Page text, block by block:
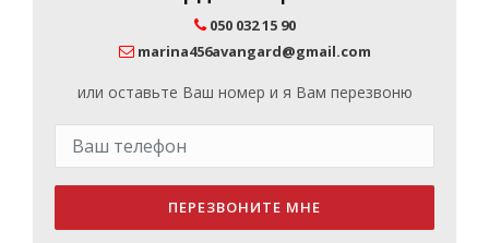
050 032 15 90
marina456avangard@gmail.com
или оставьте Ваш номер и я Вам перезвоню
ПЕРЕЗВОНИТЕ МНЕ